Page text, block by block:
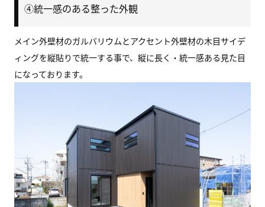
④統一感のある整った外観
メイン外壁材のガルバリウムとアクセント外壁材の木目サイデ
ィングを縦貼りで統一する事で、縦に長く・統一感ある見た目
になっております。